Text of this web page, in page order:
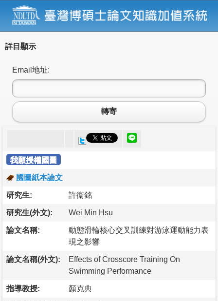
詳目顯示
Email地址:
轉寄
我願授權國圖
國圖紙本論文
研究生: 許衞銘
研究生(外文): Wei Min Hsu
論文名稱:
動態滑輪核心交叉訓練對游泳運動能力表
現之影響
論文名稱(外文):
Effects of Crosscore Training On
Swimming Performance
指導教授: 顏克典